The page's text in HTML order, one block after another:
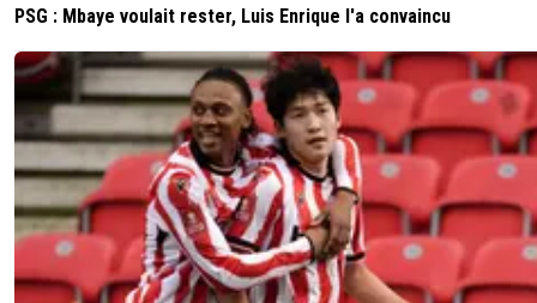
PSG : Mbaye voulait rester, Luis Enrique l'a convaincu